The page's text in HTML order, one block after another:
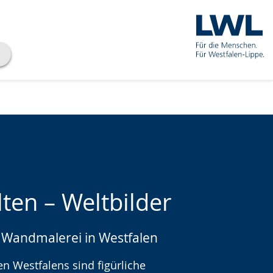
– Weltbilder
in Westfalen
Westfalens sind figürliche